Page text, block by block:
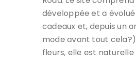
développée et a
cadeaux et, depuis un
mode avant tout
fleurs, elle est